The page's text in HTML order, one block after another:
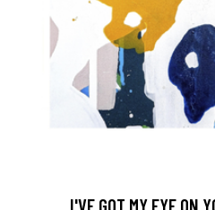
I'VE GOT MY EYE ON